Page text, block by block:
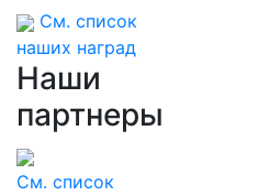
См. список
наших наград
Наши
партнеры
См. список